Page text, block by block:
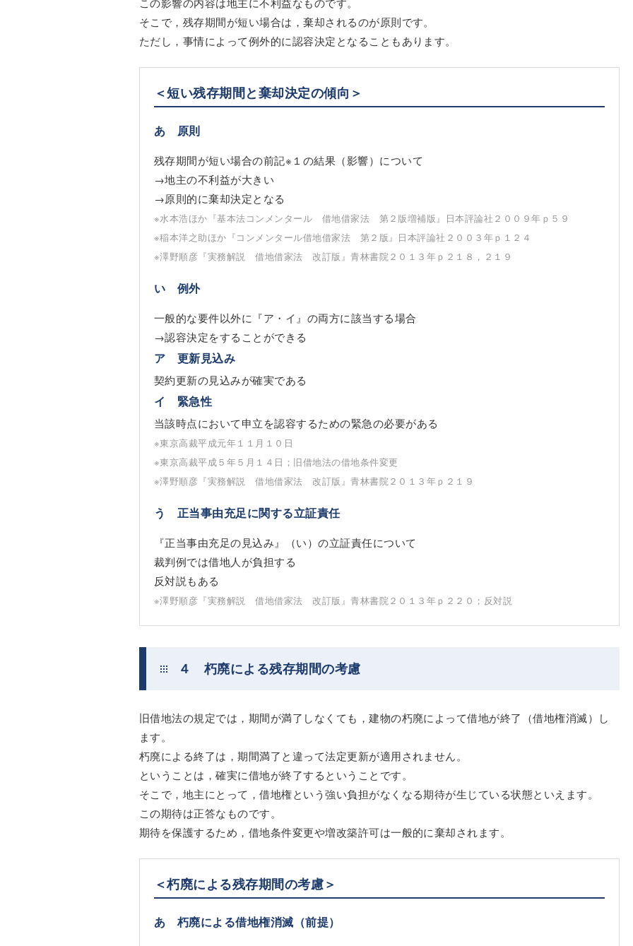
そこで，残存期間が短い場合は，棄却されるのが原則です。
ただし，事情によって例外的に認容決定となることもあります。
＜短い残存期間と棄却決定の傾向＞
あ 原則
残存期間が短い場合の前記※１の結果（影響）について
→地主の不利益が大きい
→原則的に棄却決定となる
※水本浩ほか『基本法コンメンタール 借地借家法 第２版増補版』日本評論社２００９年ｐ５９
※稲本洋之助ほか『コンメンタール借地借家法 第２版』日本評論社２００３年ｐ１２４
※澤野順彦『実務解説 借地借家法 改訂版』青林書院２０１３年ｐ２１８，２１９
い 例外
一般的な要件以外に『ア・イ』の両方に該当する場合
→認容決定をすることができる
ア 更新見込み
契約更新の見込みが確実である
イ 緊急性
当該時点において申立を認容するための緊急の必要がある
※東京高裁平成元年１１月１０日
※東京高裁平成５年５月１４日；旧借地法の借地条件変更
※澤野順彦『実務解説 借地借家法 改訂版』青林書院２０１３年ｐ２１９
う 正当事由充足に関する立証責任
『正当事由充足の見込み』（い）の立証責任について
裁判例では借地人が負担する
反対説もある
※澤野順彦『実務解説 借地借家法 改訂版』青林書院２０１３年ｐ２２０；反対説
４ 朽廃による残存期間の考慮
旧借地法の規定では，期間が満了しなくても，建物の朽廃によって借地が終了（借地権消滅）し
ます。
朽廃による終了は，期間満了と違って法定更新が適用されません。
ということは，確実に借地が終了するということです。
そこで，地主にとって，借地権という強い負担がなくなる期待が生じている状態といえます。
この期待は正答なものです。
期待を保護するため，借地条件変更や増改築許可は一般的に棄却されます。
＜朽廃による残存期間の考慮＞
あ 朽廃による借地権消滅（前提）